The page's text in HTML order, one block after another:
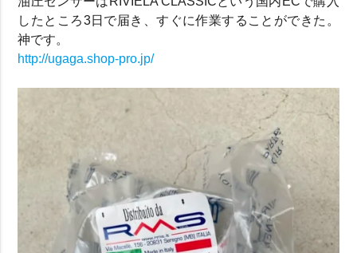
したところ3日で届き、すぐに作業することができた。
神です。
http://ugaga.shop-pro.jp/